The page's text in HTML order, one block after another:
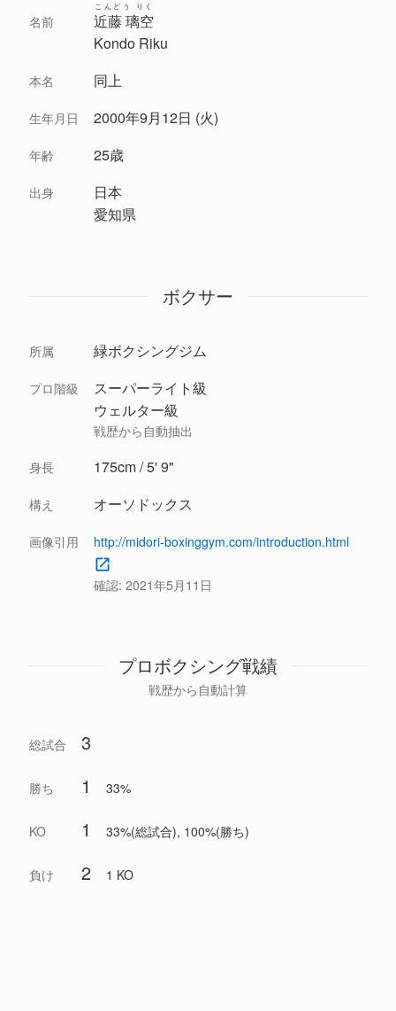
名前 近藤 璃空
こんどう りく
Kondo Riku
本名 同上
生年月日 2000年9月12日 (火)
年齢 25歳
出身
日本
愛知県
ボクサー
所属 緑ボクシングジム
プロ階級
スーパーライト級
ウェルター級
戦歴から自動抽出
身長 175cm / 5' 9"
構え オーソドックス
画像引用 http://midori-boxinggym.com/introduction.html
確認: 2021年5月11日
プロボクシング戦績
戦歴から自動計算
総試合 3
勝ち 1 33%
KO 1 33%(総試合), 100%(勝ち)
負け 2 1 KO